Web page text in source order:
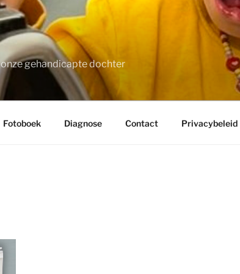
gehandicapte dochter
Fotoboek Diagnose Contact Privacybeleid